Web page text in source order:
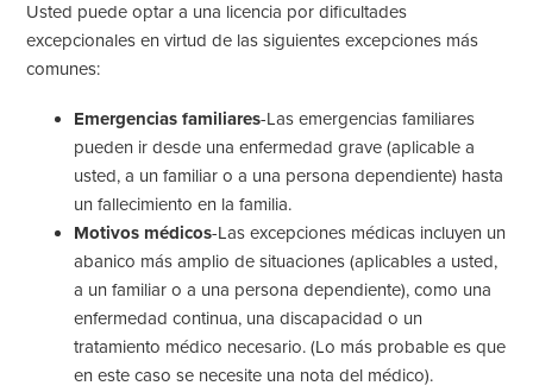
Usted puede optar a una licencia por dificultades
excepcionales en virtud de las siguientes excepciones más
comunes:
Emergencias familiares-Las emergencias familiares
pueden ir desde una enfermedad grave (aplicable a
usted, a un familiar o a una persona dependiente) hasta
un fallecimiento en la familia.
Motivos médicos-Las excepciones médicas incluyen un
abanico más amplio de situaciones (aplicables a usted,
a un familiar o a una persona dependiente), como una
enfermedad continua, una discapacidad o un
tratamiento médico necesario. (Lo más probable es que
en este caso se necesite una nota del médico).